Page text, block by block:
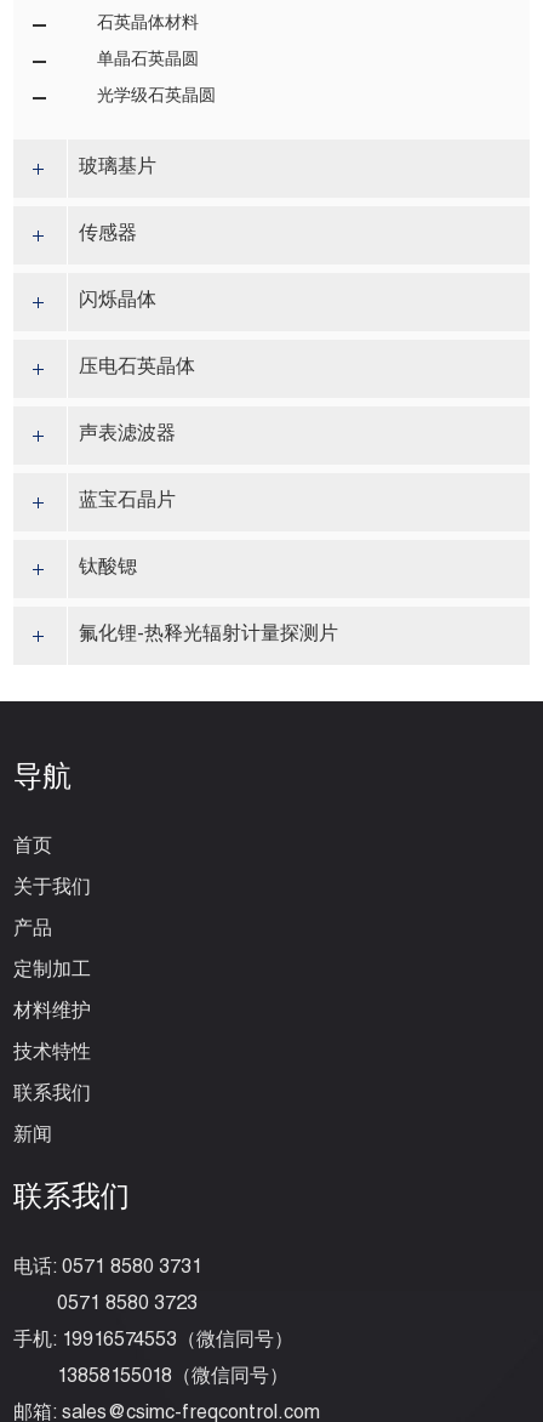
石英晶体材料
单晶石英晶圆
光学级石英晶圆
玻璃基片
传感器
闪烁晶体
压电石英晶体
声表滤波器
蓝宝石晶片
钛酸锶
氟化锂-热释光辐射计量探测片
导航
首页
关于我们
产品
定制加工
材料维护
技术特性
联系我们
新闻
联系我们
电话: 0571 8580 3731
0571 8580 3723
手机: 19916574553（微信同号）
13858155018（微信同号）
邮箱:sales@csimc-freqcontrol.com